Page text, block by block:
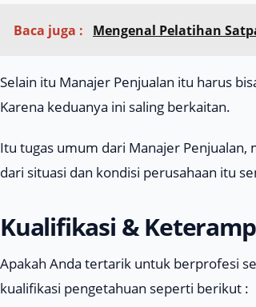
Baca juga : Mengenal Pelatihan
Selain itu Manajer Penjualan itu harus
Karena keduanya ini saling berkaitan.
Itu tugas umum dari Manajer
dari situasi dan kondisi perusahaan itu
Kualifikasi &
Apakah Anda tertarik untuk berprofesi
kualifikasi pengetahuan seperti berikut :